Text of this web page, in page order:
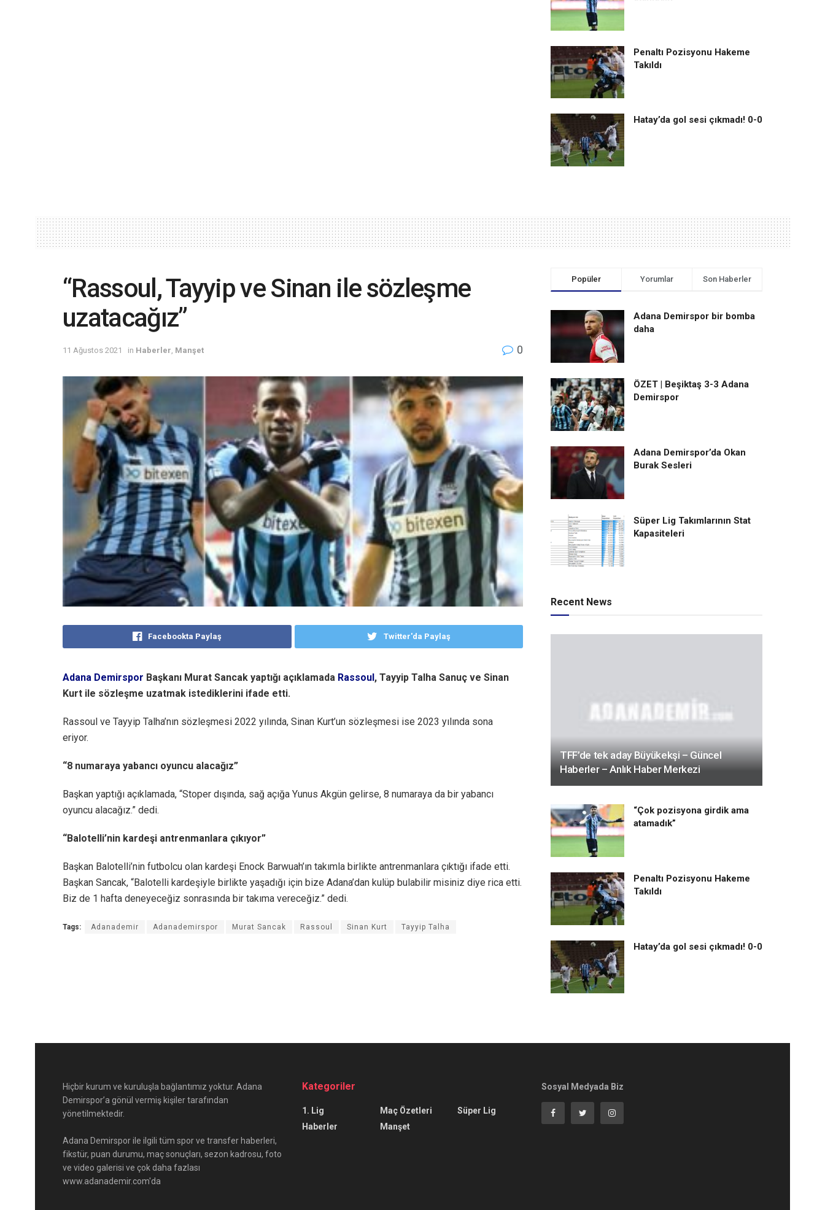
Penaltı Pozisyonu Hakeme
Takıldı
Hatay’da gol sesi çıkmadı! 0-0
“Rassoul, Tayyip ve Sinan ile sözleşme
uzatacağız”
11 Ağustos 2021 in Haberler, Manşet 0
Facebookta Paylaş Twitter'da Paylaş
Adana Demirspor Başkanı Murat Sancak yaptığı açıklamada Rassoul, Tayyip Talha Sanuç ve Sinan
Kurt ile sözleşme uzatmak istediklerini ifade etti.
Rassoul ve Tayyip Talha’nın sözleşmesi 2022 yılında, Sinan Kurt’un sözleşmesi ise 2023 yılında sona
eriyor.
“8 numaraya yabancı oyuncu alacağız”
Başkan yaptığı açıklamada, “Stoper dışında, sağ açığa Yunus Akgün gelirse, 8 numaraya da bir yabancı
oyuncu alacağız.” dedi.
“Balotelli’nin kardeşi antrenmanlara çıkıyor”
Başkan Balotelli’nin futbolcu olan kardeşi Enock Barwuah’ın takımla birlikte antrenmanlara çıktığı ifade etti.
Başkan Sancak, “Balotelli kardeşiyle birlikte yaşadığı için bize Adana’dan kulüp bulabilir misiniz diye rica etti.
Biz de 1 hafta deneyeceğiz sonrasında bir takıma vereceğiz.” dedi.
Tags: Adanademir Adanademirspor Murat Sancak Rassoul Sinan Kurt Tayyip Talha
Popüler Yorumlar Son Haberler
Adana Demirspor bir bomba
daha
ÖZET | Beşiktaş 3-3 Adana
Demirspor
Adana Demirspor’da Okan
Burak Sesleri
Süper Lig Takımlarının Stat
Kapasiteleri
Recent News
TFF’de tek aday Büyükekşi – Güncel
Haberler – Anlık Haber Merkezi
“Çok pozisyona girdik ama
atamadık”
Penaltı Pozisyonu Hakeme
Takıldı
Hatay’da gol sesi çıkmadı! 0-0
Hiçbir kurum ve kuruluşla bağlantımız yoktur. Adana
Demirspor’a gönül vermiş kişiler tarafından
yönetilmektedir.
Adana Demirspor ile ilgili tüm spor ve transfer haberleri,
fikstür, puan durumu, maç sonuçları, sezon kadrosu, foto
ve video galerisi ve çok daha fazlası
www.adanademir.com'da
Kategoriler
1. Lig
Haberler
Maç Özetleri
Manşet
Süper Lig
Sosyal Medyada Biz